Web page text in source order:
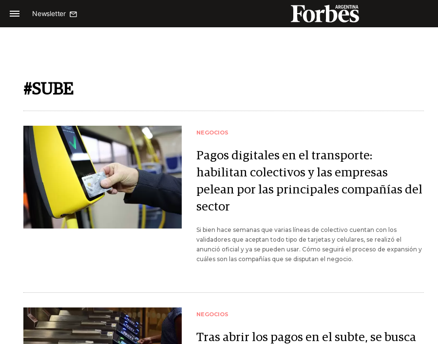
Newsletter
#SUBE
NEGOCIOS
Pagos digitales en el transporte:
habilitan colectivos y las empresas
pelean por las principales compañías del
sector
Si bien hace semanas que varias líneas de colectivo cuentan con los
validadores que aceptan todo tipo de tarjetas y celulares, se realizó el
anunció oficial y ya se pueden usar. Cómo seguirá el proceso de expansión y
cuáles son las compañías que se disputan el negocio.
NEGOCIOS
Tras abrir los pagos en el subte, se busca